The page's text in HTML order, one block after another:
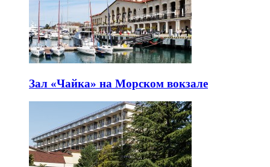
Зал «Чайка» на Морском вокзале